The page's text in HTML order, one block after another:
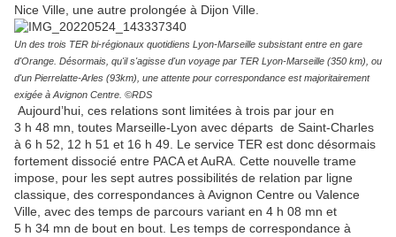
Nice Ville, une autre prolongée à Dijon Ville.
Un des trois TER bi-régionaux quotidiens Lyon-Marseille subsistant entre en gare
d'Orange. Désormais, qu'il s'agisse d'un voyage par TER Lyon-Marseille (350 km), ou
d'un Pierrelatte-Arles (93km), une attente pour correspondance est majoritairement
exigée à Avignon Centre. ©RDS
Aujourd’hui, ces relations sont limitées à trois par jour en
3 h 48 mn, toutes Marseille-Lyon avec départs de Saint-Charles
à 6 h 52, 12 h 51 et 16 h 49. Le service TER est donc désormais
fortement dissocié entre PACA et AuRA. Cette nouvelle trame
impose, pour les sept autres possibilités de relation par ligne
classique, des correspondances à Avignon Centre ou Valence
Ville, avec des temps de parcours variant en 4 h 08 mn et
5 h 34 mn de bout en bout. Les temps de correspondance à